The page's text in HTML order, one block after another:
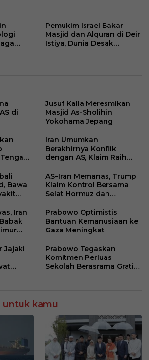
Pemukim Israel Bakar
Masjid dan Alquran di Deir
Istiya, Dunia Desak
di
Jusuf Kalla Meresmikan
Masjid As-Sholihin
Yokohama Jepang
Iran Umumkan
Berakhirnya Konflik
dengan AS, Klaim Raih
Bawa
AS–Iran Memanas, Trump
Klaim Kontrol Bersama
Selat Hormuz dan
Rezim
Iran
Prabowo Optimistis
Bantuan Kemanusiaan ke
Gaza Meningkat
Jajaki
Prabowo Tegaskan
Komitmen Perluas
Sekolah Berasrama Gratis
untuk kamu